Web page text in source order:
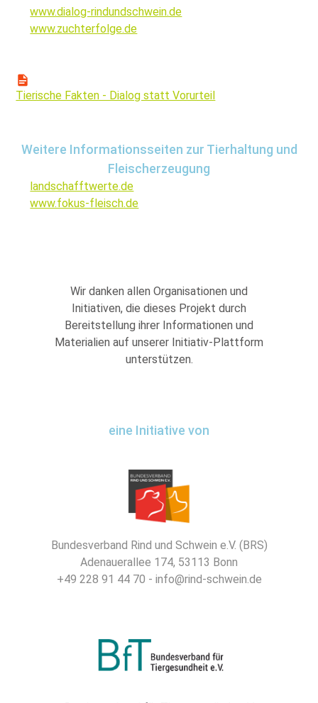
www.dialog-rindundschwein.de
www.zuchterfolge.de
Tierische Fakten - Dialog statt Vorurteil
Weitere Informationsseiten zur Tierhaltung und
Fleischerzeugung
landschafftwerte.de
www.fokus-fleisch.de
Wir danken allen Organisationen und
Initiativen, die dieses Projekt durch
Bereitstellung ihrer Informationen und
Materialien auf unserer Initiativ-Plattform
unterstützen.
eine Initiative von
Bundesverband Rind und Schwein e.V. (BRS)
Adenauerallee 174, 53113 Bonn
+49 228 91 44 70 - info@rind-schwein.de